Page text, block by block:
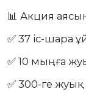
📊 Акция
✅ 37 іс-шара
✅ 10 мыңға
✅ 300-ге